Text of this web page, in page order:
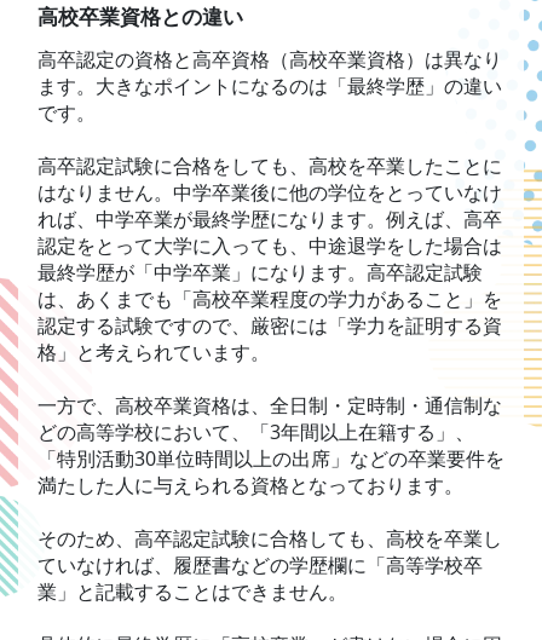
高校卒業資格との違い
高卒認定の資格と高卒資格（高校卒業資格）は異なり
ます。大きなポイントになるのは「最終学歴」の違い
です。
高卒認定試験に合格をしても、高校を卒業したことに
はなりません。中学卒業後に他の学位をとっていなけ
れば、中学卒業が最終学歴になります。例えば、高卒
認定をとって大学に入っても、中途退学をした場合は
最終学歴が「中学卒業」になります。高卒認定試験
は、あくまでも「高校卒業程度の学力があること」を
認定する試験ですので、厳密には「学力を証明する資
格」と考えられています。
一方で、高校卒業資格は、全日制・定時制・通信制な
どの高等学校において、「3年間以上在籍する」、
「特別活動30単位時間以上の出席」などの卒業要件を
満たした人に与えられる資格となっております。
そのため、高卒認定試験に合格しても、高校を卒業し
ていなければ、履歴書などの学歴欄に「高等学校卒
業」と記載することはできません。